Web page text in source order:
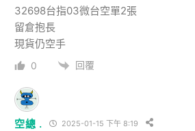
32698台指03微台空單2張
留倉抱長
現貨仍空手
0 回覆
空總 . 2025-01-15 下午 8:19